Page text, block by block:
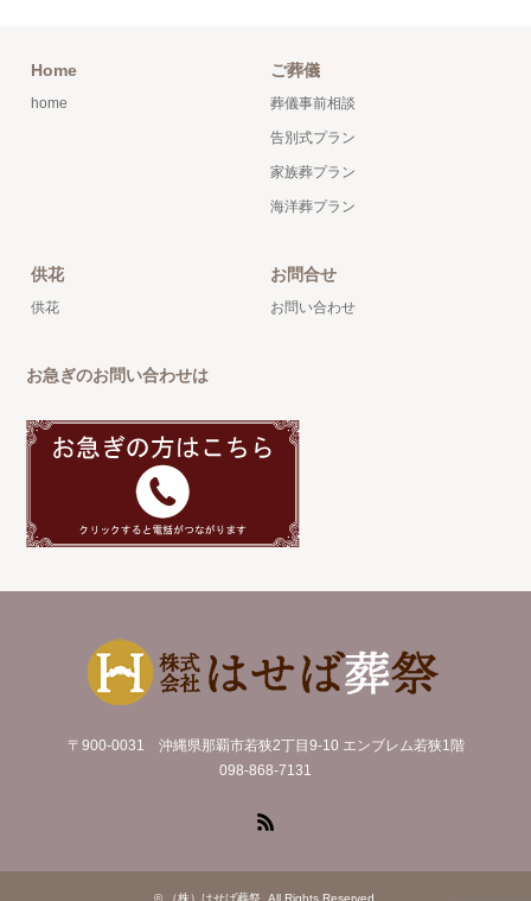
Home
home
ご葬儀
葬儀事前相談
告別式プラン
家族葬プラン
海洋葬プラン
供花
供花
お問合せ
お問い合わせ
お急ぎのお問い合わせは
〒900-0031 沖縄県那覇市若狭2丁目9-10 エンブレム若狭1階
098-868-7131
© （株）はせば葬祭. All Rights Reserved.